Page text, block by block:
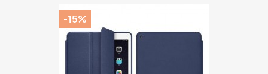
-15%